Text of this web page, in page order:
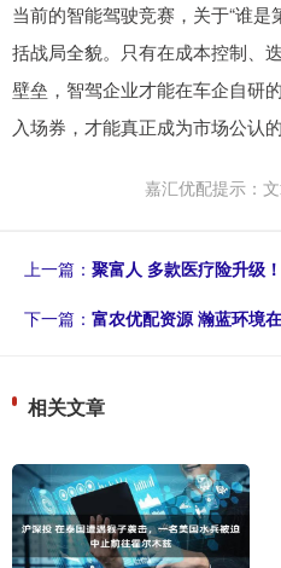
当前的智能驾驶竞赛，关于“谁
括战局全貌。只有在成本控制、
壁垒，智驾企业才能在车企自研
入场券，才能真正成为市场公认
嘉汇优配提示：
上一篇： 聚富人 多款医疗险升级
下一篇： 富农优配资源 瀚蓝环境
相关文章